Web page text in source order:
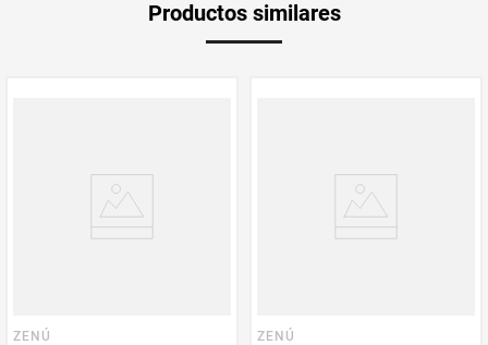
Productos similares
ZENÚ ZENÚ